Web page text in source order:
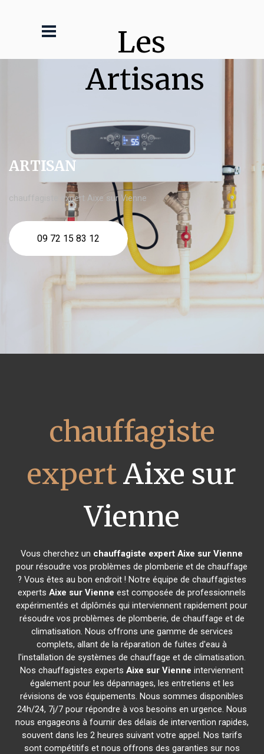
Les
Artisans
ARTISAN
chauffagiste expert Aixe sur Vienne
09 72 15 83 12
chauffagiste
expertAixe sur
Vienne
Vous cherchez un chauffagiste expert Aixe sur Vienne
pour résoudre vos problèmes de plomberie et de chauffage
? Vous êtes au bon endroit ! Notre équipe de chauffagistes
expertsAixe sur Vienne est composée de professionnels
expérimentés et diplômés qui interviennent rapidement pour
résoudre vos problèmes de plomberie, de chauffage et de
climatisation. Nous offrons une gamme de services
complets, allant de la réparation de fuites d'eau à
l'installation de systèmes de chauffage et de climatisation.
Nos chauffagistes expertsAixe sur Vienne interviennent
également pour les dépannages, les entretiens et les
révisions de vos équipements. Nous sommes disponibles
24h/24, 7j/7 pour répondre à vos besoins en urgence. Nous
nous engageons à fournir des délais de intervention rapides,
souvent dans les 2 heures suivant votre appel. Nos tarifs
sont compétitifs et nous offrons des garanties sur nos